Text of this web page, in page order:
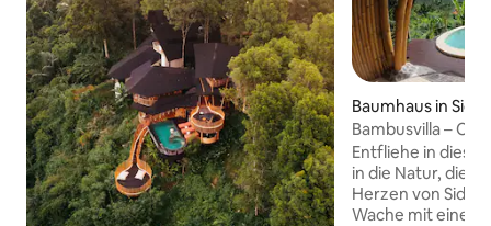
Baumhaus in
Bambusvilla –
Entfliehe in diese
in die Natur, die
Herzen von
Wache mit